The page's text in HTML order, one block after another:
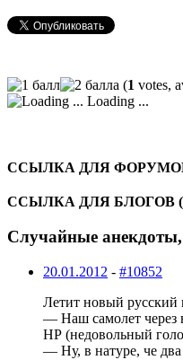
(1 votes,
Loading ...
ССЫЛКА ДЛЯ ФОРУМОВ
ССЫЛКА ДЛЯ БЛОГОВ
Случайные
20.01.2012 - #10852
Летит новый русский
— Hаш самолет через
HР (недовольный
— Hу, в натуре, че